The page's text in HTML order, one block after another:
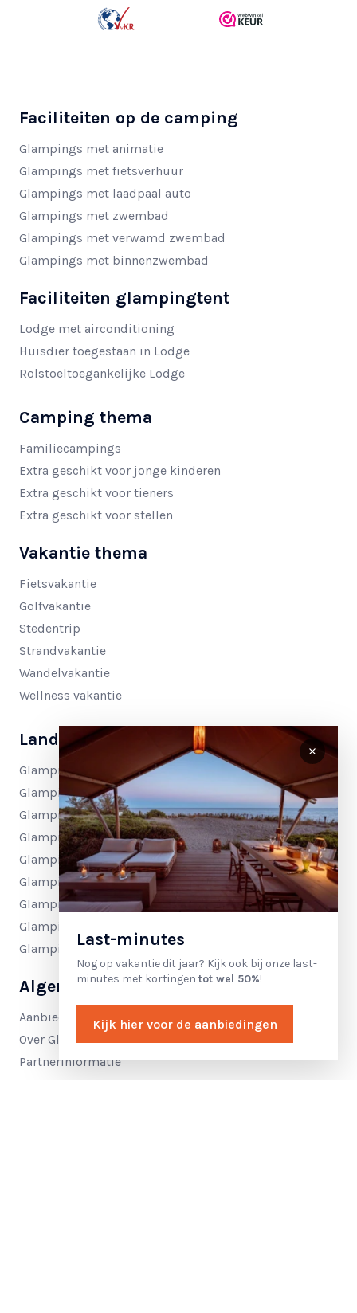
Faciliteiten op de camping
Glampings met animatie
Glampings met fietsverhuur
Glampings met laadpaal auto
Glampings met zwembad
Glampings met verwamd zwembad
Glampings met binnenzwembad
Faciliteiten glampingtent
Lodge met airconditioning
Huisdier toegestaan in Lodge
Rolstoeltoegankelijke Lodge
Camping thema
Familiecampings
Extra geschikt voor jonge kinderen
Extra geschikt voor tieners
Extra geschikt voor stellen
Vakantie thema
Fietsvakantie
Golfvakantie
Stedentrip
Strandvakantie
Wandelvakantie
Wellness vakantie
Landen
Glampings in Nederland
Glampings in België
Glampings in Frankrijk
Glampings in Spanje
Glampings in Italië
Glampings in Kroatië
Glampings in Bosnië & Herzegovina
Glampings in Montenegro
Glampings in Slovenië
Algemeen
Aanbiedingen
Over Glamping4all
Partnerinformatie
Last-minutes
Nog op vakantie dit jaar? Kijk ook bij onze last-
minutes met kortingen tot wel 50%!
Kijk hier voor de aanbiedingen